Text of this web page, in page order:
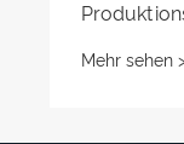
Mehr sehen